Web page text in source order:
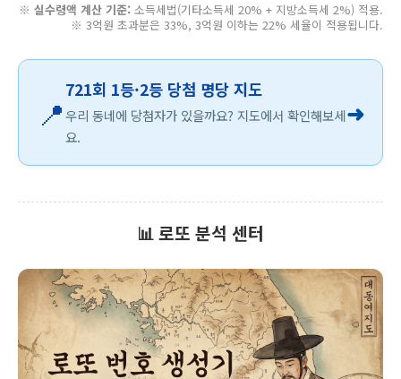
※ 실수령액 계산 기준: 소득세법(기타소득세 20% + 지방소득세 2%) 적용.
※ 3억원 초과분은 33%, 3억원 이하는 22% 세율이 적용됩니다.
📍
721회 1등·2등 당첨 명당 지도
우리 동네에 당첨자가 있을까요? 지도에서 확인해보세
요.
➜
📊 로또 분석 센터